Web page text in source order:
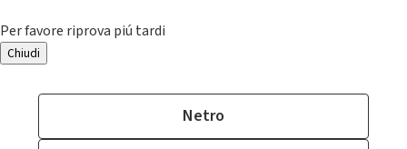
Per favore riprova piú tardi
Chiudi
Netro